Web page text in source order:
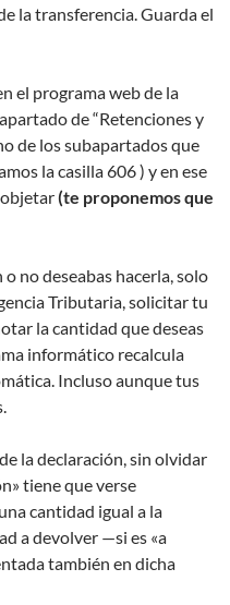
la transferencia. Guarda el
el programa web de la
de “Retenciones y
de los subapartados que
la casilla 606 ) y en ese
objetar(te proponemos que
no deseabas hacerla, solo
Tributaria, solicitar tu
la cantidad que deseas
informático recalcula
Incluso aunque tus
la declaración, sin olvidar
tiene que verse
cantidad igual a la
a devolver —si es «a
también en dicha